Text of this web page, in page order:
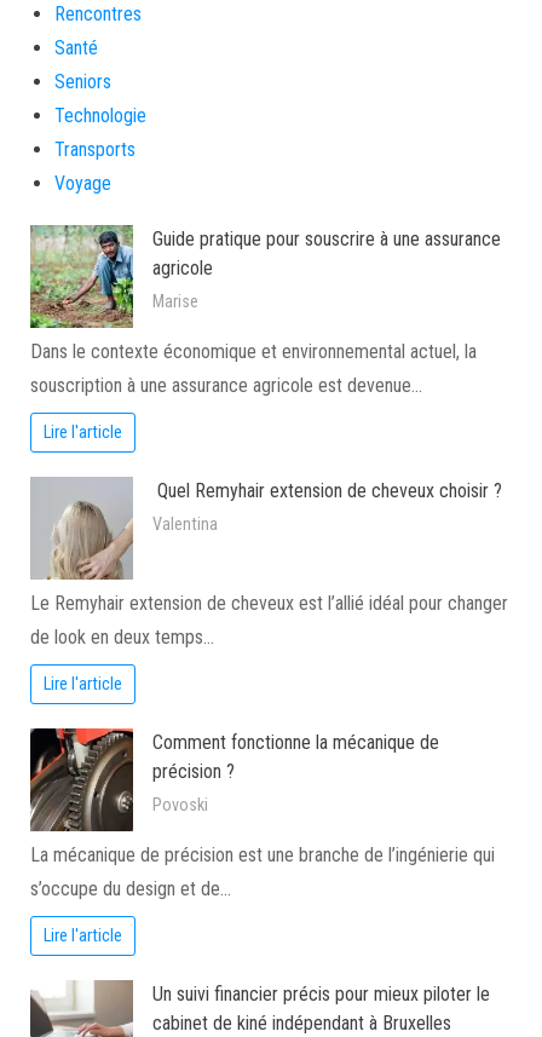
Rencontres
Santé
Seniors
Technologie
Transports
Voyage
Guide pratique pour souscrire à une assurance
agricole
Marise
Dans le contexte économique et environnemental actuel, la
souscription à une assurance agricole est devenue…
Lire l'article
Quel Remyhair extension de cheveux choisir ?
Valentina
Le Remyhair extension de cheveux est l’allié idéal pour changer
de look en deux temps…
Lire l'article
Comment fonctionne la mécanique de
précision ?
Povoski
La mécanique de précision est une branche de l’ingénierie qui
s’occupe du design et de…
Lire l'article
Un suivi financier précis pour mieux piloter le
cabinet de kiné indépendant à Bruxelles